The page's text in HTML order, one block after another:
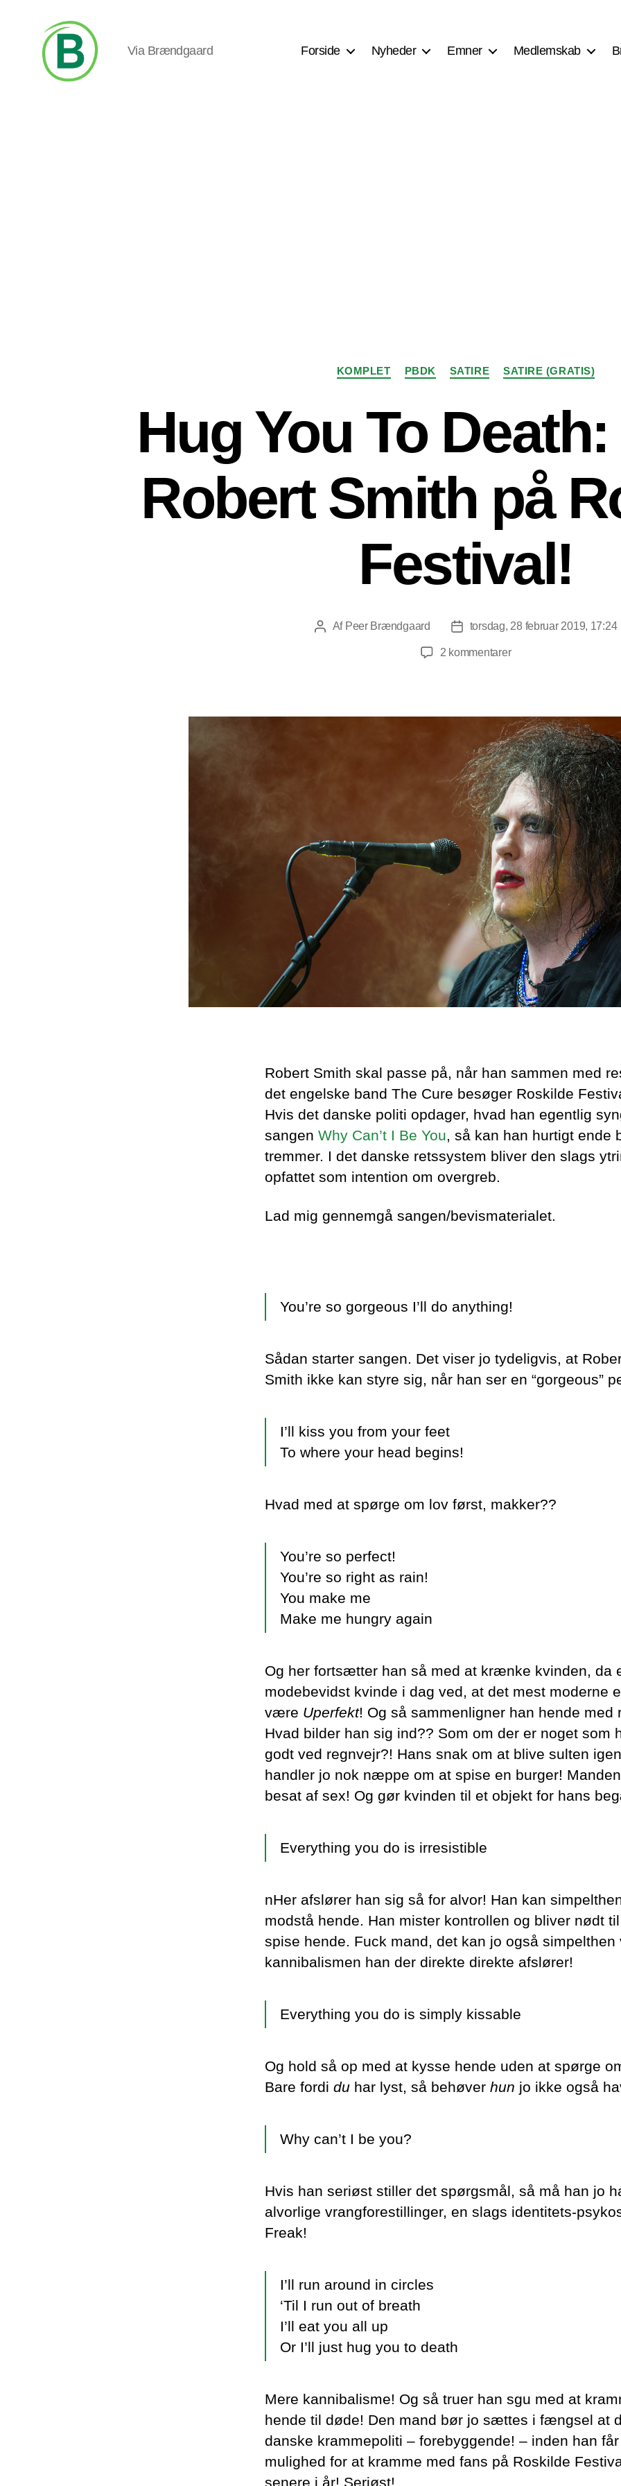
Via Brændgaard Forside Nyheder Emner Medlemskab
Kategorier
KOMPLET PBDK SATIRE SATIRE (GRATIS)
Hug You To
Robert Smith på
Festival!
Indlægsforfatter
Af Peer Brændgaard Indlægsdato
torsdag, 28 februar 2019, 17:24
2 kommentarertil
Death:
Pas
på
Robert
Smith
på
Roskilde
Festival!
Robert Smith skal passe på, når han sammen med
det engelske band The Cure besøger Roskilde
Hvis det danske politi opdager, hvad han egentlig
sangen Why Can’t I Be You , så kan han hurtigt ende
tremmer. I det danske retssystem bliver den slags
opfattet som intention om overgreb.
Lad mig gennemgå sangen/bevismaterialet.
You’re so gorgeous I’ll do anything!
Sådan starter sangen. Det viser jo tydeligvis, at
Smith ikke kan styre sig, når han ser en “gorgeous”
I’ll kiss you from your feet
To where your head begins!
Hvad med at spørge om lov først, makker??
You’re so perfect!
You’re so right as rain!
You make me
Make me hungry again
Og her fortsætter han så med at krænke kvinden, da
modebevidst kvinde i dag ved, at det mest moderne
være Uperfekt! Og så sammenligner han hende med
Hvad bilder han sig ind?? Som om der er noget som
godt ved regnvejr?! Hans snak om at blive sulten
handler jo nok næppe om at spise en burger!
besat af sex! Og gør kvinden til et objekt for hans
Everything you do is irresistible
nHer afslører han sig så for alvor! Han kan
modstå hende. Han mister kontrollen og bliver nødt
spise hende. Fuck mand, det kan jo også
kannibalismen han der direkte direkte afslører!
Everything you do is simply kissable
Og hold så op med at kysse hende uden at spørge
Bare fordi du har lyst, så behøver hun jo ikke også
Why can’t I be you?
Hvis han seriøst stiller det spørgsmål, så må han jo
alvorlige vrangforestillinger, en slags identitets-
Freak!
I’ll run around in circles
‘Til I run out of breath
I’ll eat you all up
Or I’ll just hug you to death
Mere kannibalisme! Og så truer han sgu med at
hende til døde! Den mand bør jo sættes i fængsel at
danske krammepoliti – forebyggende! – inden han får
mulighed for at kramme med fans på Roskilde
senere i år! Seriøst!